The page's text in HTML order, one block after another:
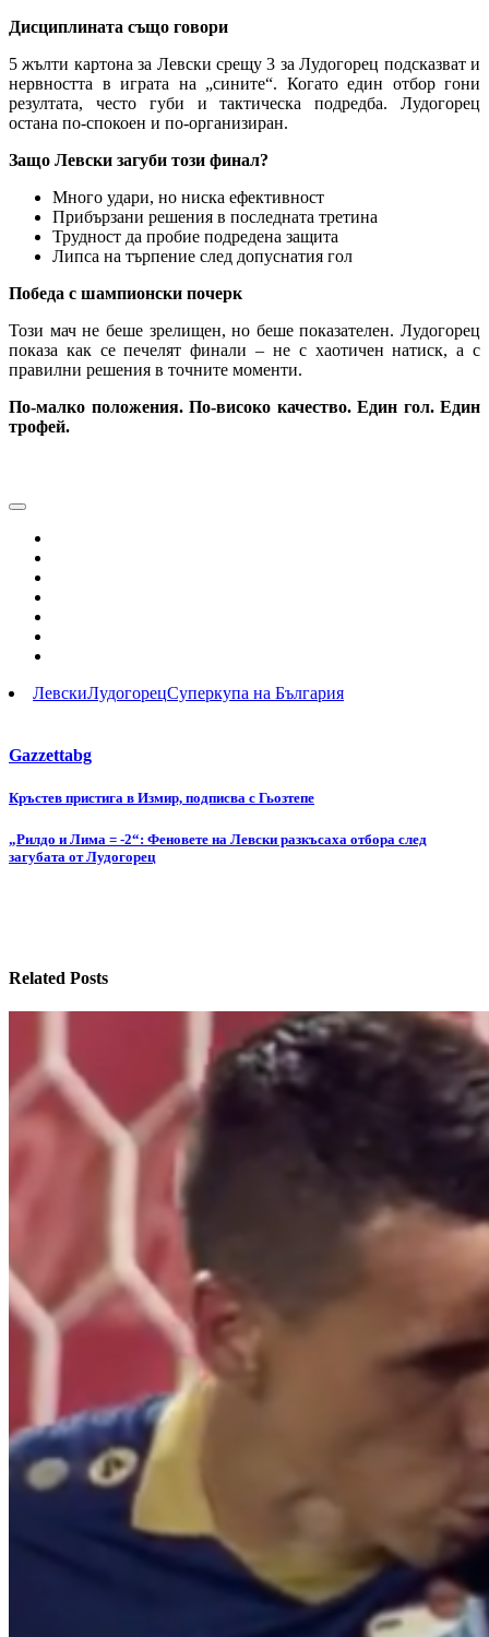
Дисциплината също говори
5 жълти картона за Левски срещу 3 за Лудогорец подсказват и
нервността в играта на „сините“. Когато един отбор гони
резултата, често губи и тактическа подредба. Лудогорец
остана по-спокоен и по-организиран.
Защо Левски загуби този финал?
Много удари, но ниска ефективност
Прибързани решения в последната третина
Трудност да пробие подредена защита
Липса на търпение след допуснатия гол
Победа с шампионски почерк
Този мач не беше зрелищен, но беше показателен. Лудогорец
показа как се печелят финали – не с хаотичен натиск, а с
правилни решения в точните моменти.
По-малко положения. По-високо качество. Един гол. Един
трофей.
ЛевскиЛудогорецСуперкупа на България
Gazzettabg
Навигация
Кръстев пристига в Измир, подписва с Гьозтепе
„Рилдо и Лима = -2“: Феновете на Левски разкъсаха отбора след
загубата от Лудогорец
Related Posts